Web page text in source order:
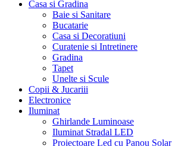
Casa si Gradina
Baie si Sanitare
Bucatarie
Casa si Decoratiuni
Curatenie si Intretinere
Gradina
Tapet
Unelte si Scule
Copii & Jucariii
Electronice
Iluminat
Ghirlande Luminoase
Iluminat Stradal LED
Proiectoare Led cu Panou Solar